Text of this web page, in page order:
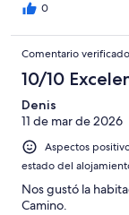
0
Comentario verificado
10/10
Denis
11 de mar de 2026
Aspectos
estado del
Nos gustó la
Camino.